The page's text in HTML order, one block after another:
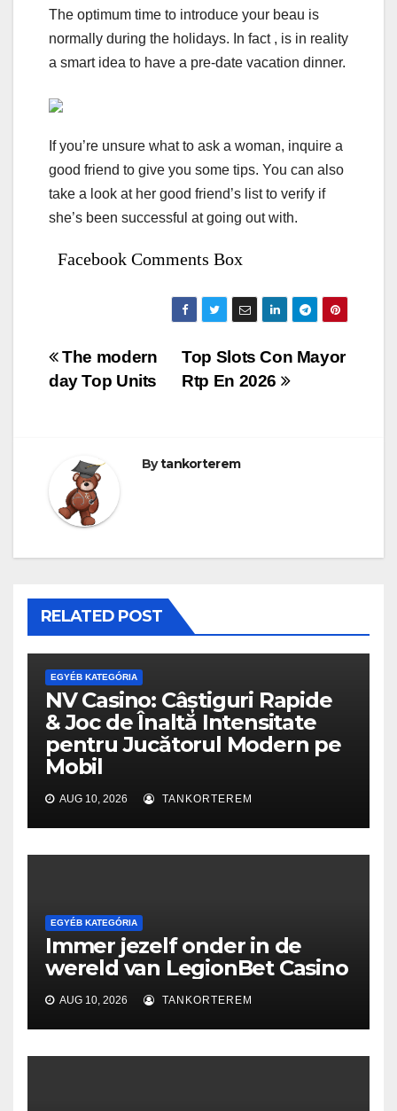
The optimum time to introduce your beau is
normally during the holidays. In fact , is in reality
a smart idea to have a pre-date vacation dinner.
If you’re unsure what to ask a woman, inquire a
good friend to give you some tips. You can also
take a look at her good friend’s list to verify if
she’s been successful at going out with.
Facebook Comments Box
Bejegyzés
navigáció
Top Slots Con Mayor
Rtp En 2026
The modern
day Top Units
Bytankorterem
RELATED POST
EGYÉB KATEGÓRIA
NV Casino: Câștiguri Rapide
& Joc de Înaltă Intensitate
pentru Jucătorul Modern pe
Mobil
AUG 10, 2026 TANKORTEREM
EGYÉB KATEGÓRIA
Immer jezelf onder in de
wereld van LegionBet Casino
AUG 10, 2026 TANKORTEREM